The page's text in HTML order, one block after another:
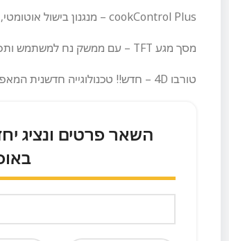
cookControl Plus – מנגנון בישול אוטומטי, למגוון מנות מוצלחות !
מסך מגע TFT – עם ממשק נח למשתמש ותפריט ניווט ברור
טורבו 4D – חדש!! טכנולוגייה חדשנית המאפשרת פיזור חום מיטבי לאפייה שווה ואחידה גם ב 4 מפלסים במקביל!
השאר פרטים ונציג